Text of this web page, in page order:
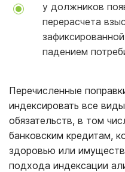
у должников
перерасчета
падением
Перечисленные
индексировать все
обязательств, в том
банковским кредитам,
здоровью или
подхода индексации